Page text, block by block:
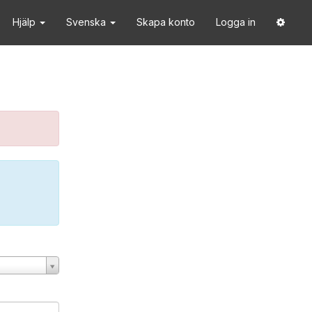
Hjälp Svenska Skapa konto Logga in